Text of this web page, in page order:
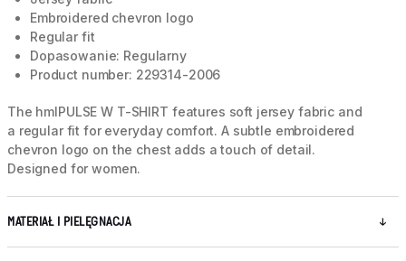
Embroidered chevron logo
Regular fit
Dopasowanie: Regularny
Product number: 229314-2006
The hmlPULSE W T-SHIRT features soft jersey fabric and
a regular fit for everyday comfort. A subtle embroidered
chevron logo on the chest adds a touch of detail.
Designed for women.
MATERIAŁ I PIELĘGNACJA